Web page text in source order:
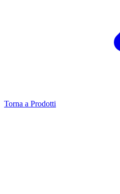
Torna a Prodotti